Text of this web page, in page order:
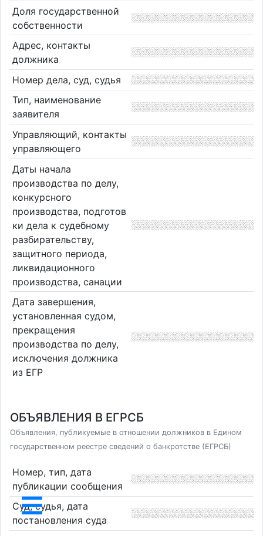
Доля государственной
собственности
Адрес, контакты
должника
Номер дела, суд, судья
Тип, наименование
заявителя
Управляющий, контакты
управляющего
Даты начала
производства по делу,
конкурсного
производства, подготов
ки дела к судебному
разбирательству,
защитного периода,
ликвидационного
производства, санации
Дата завершения,
установленная судом,
прекращения
производства по делу,
исключения должника
из ЕГР
ОБЪЯВЛЕНИЯ В ЕГРСБ
Объявления, публикуемые в отношении должников в Едином
государственном реестре сведений о банкротстве (ЕГРСБ)
Номер, тип, дата
публикации сообщения
Суд, судья, дата
постановления суда